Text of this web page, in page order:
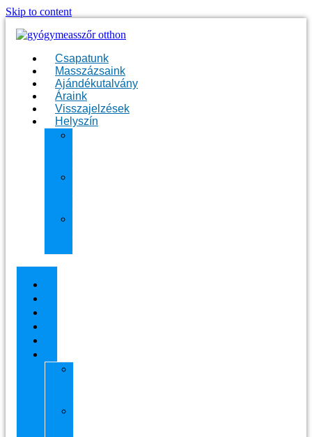
Skip to content
Csapatunk
Masszázsaink
Ajándékutalvány
Áraink
Visszajelzések
Helyszín